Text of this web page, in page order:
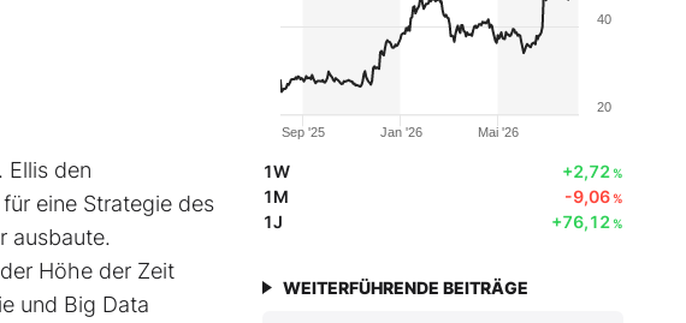
Ellis den
eine Strategie des
ausbaute.
Höhe der Zeit
und Big Data
Jan '26
Sep '25 Mai '26
20
40
1W +2,72%
1M -9,06%
1J +76,12%
WEITERFÜHRENDE BEITRÄGE